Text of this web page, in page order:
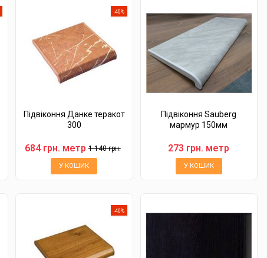
-40%
Підвіконня Данке теракот
300
684 грн. метр1 140 грн.
У КОШИК
Підвіконня Sauberg
мармур 150мм
273 грн. метр
У КОШИК
-40%